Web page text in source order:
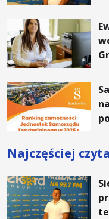
Najczęściej